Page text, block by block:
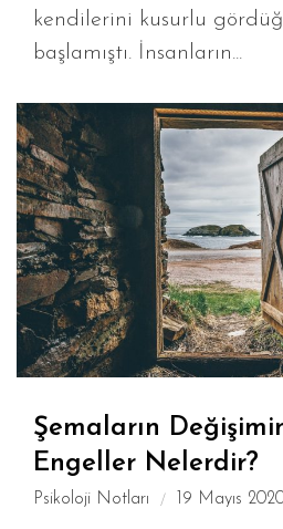
kendilerini kusurlu
başlamıştı. İnsanların...
Şemaların
Engeller Nelerdir?
Psikoloji Notları 19 Mayıs